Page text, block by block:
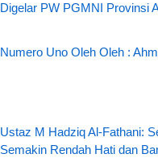
Digelar PW PGMNI Provinsi
Numero Uno Oleh Oleh :
Ustaz M Hadziq Al-Fathani:
Semakin Rendah Hati dan